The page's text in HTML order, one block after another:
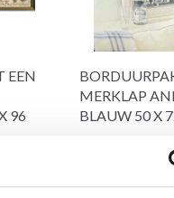
EEN
96
2026
MERKLAP
BLAUW 50 X
Aanbieding